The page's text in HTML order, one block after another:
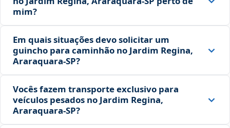
mim?
Em quais situações devo solicitar um
guincho para caminhão no Jardim Regina,
Araraquara‑SP?
Vocês fazem transporte exclusivo para
veículos pesados no Jardim Regina,
Araraquara‑SP?